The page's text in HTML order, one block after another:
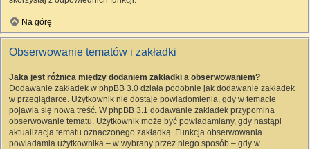
Na górę
Obserwowanie tematów i zakładki
Jaka jest różnica między dodaniem zakładki a obserwowaniem?
Dodawanie zakładek w phpBB 3.0 działa podobnie jak dodawanie zakładek
w przeglądarce. Użytkownik nie dostaje powiadomienia, gdy w temacie
pojawia się nowa treść. W phpBB 3.1 dodawanie zakładek przypomina
obserwowanie tematu. Użytkownik może być powiadamiany, gdy nastąpi
aktualizacja tematu oznaczonego zakładką. Funkcja obserwowania
powiadamia użytkownika – w wybrany przez niego sposób – gdy w